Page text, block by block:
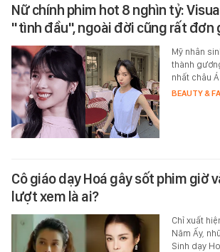
Nữ chính phim hot 8 nghìn tỷ:
"tình đầu", ngoài đời cũng rất đơn
Mỹ nhân
thành
nhất châu
BEAUTY &
Cô giáo dạy Hoá gây sốt phim giờ
lượt xem là ai?
Chỉ xuất
Năm Ấy,
Sinh dạy